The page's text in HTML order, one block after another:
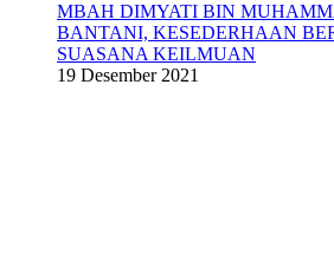
MBAH DIMYATI BIN
BANTANI, KESEDERHAAN
SUASANA KEILMUAN
19 Desember 2021